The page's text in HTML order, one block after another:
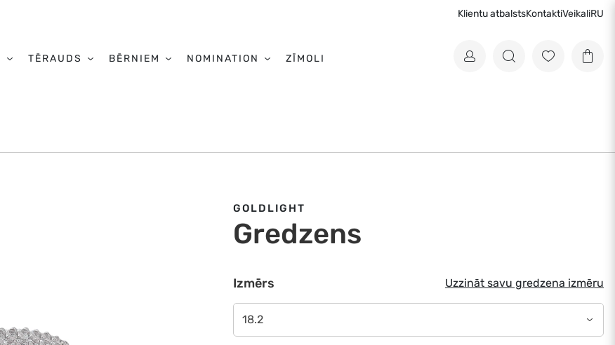
Klientu atbalstsKontaktiVeikaliRU
TĒRAUDS BĒRNIEM NOMINATION ZĪMOLI
GOLDLIGHT
Gredzens
Izmērs Uzzināt savu gredzena izmēru
18.2